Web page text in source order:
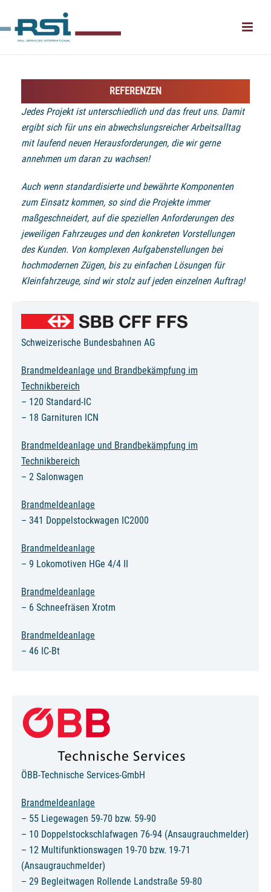
REFERENZEN
Jedes Projekt ist unterschiedlich und das freut uns. Damit
ergibt sich für uns ein abwechslungsreicher Arbeitsalltag
mit laufend neuen Herausforderungen, die wir gerne
annehmen um daran zu wachsen!
Auch wenn standardisierte und bewährte Komponenten
zum Einsatz kommen, so sind die Projekte immer
maßgeschneidert, auf die speziellen Anforderungen des
jeweiligen Fahrzeuges und den konkreten Vorstellungen
des Kunden. Von komplexen Aufgabenstellungen bei
hochmodernen Zügen, bis zu einfachen Lösungen für
Kleinfahrzeuge, sind wir stolz auf jeden einzelnen Auftrag!
Schweizerische Bundesbahnen AG
Brandmeldeanlage und Brandbekämpfung im
Technikbereich
– 120 Standard-IC
– 18 Garnituren ICN
Brandmeldeanlage und Brandbekämpfung im
Technikbereich
– 2 Salonwagen
Brandmeldeanlage
– 341 Doppelstockwagen IC2000
Brandmeldeanlage
– 9 Lokomotiven HGe 4/4 II
Brandmeldeanlage
– 6 Schneefräsen Xrotm
Brandmeldeanlage
– 46 IC-Bt
ÖBB-Technische Services-GmbH
Brandmeldeanlage
– 55 Liegewagen 59-70 bzw. 59-90
– 10 Doppelstockschlafwagen 76-94 (Ansaugrauchmelder)
– 12 Multifunktionswagen 19-70 bzw. 19-71
(Ansaugrauchmelder)
– 29 Begleitwagen Rollende Landstraße 59-80